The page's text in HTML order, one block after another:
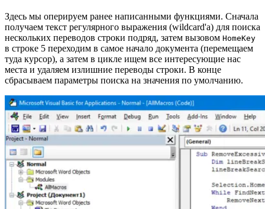
Здесь мы оперируем ранее написанными функциями. Сначала
получаем текст регулярного выражения (wildcard'а) для поиска
нескольких переводов строки подряд, затем вызовом HomeKey
в строке 5 переходим в самое начало документа (перемещаем
туда курсор), а затем в цикле ищем все интересующие нас
места и удаляем излишние переводы строки. В конце
сбрасываем параметры поиска на значения по умолчанию.